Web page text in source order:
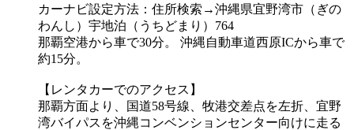
カーナビ設定方法：住所検索→沖縄県宜野湾市（ぎの
わんし）宇地泊（うちどまり）764
那覇空港から車で30分。 沖縄自動車道西原ICから車で
約15分。
【レンタカーでのアクセス】
那覇方面より、国道58号線、牧港交差点を左折、宜野
湾バイパスを沖縄コンベンションセンター向けに走る